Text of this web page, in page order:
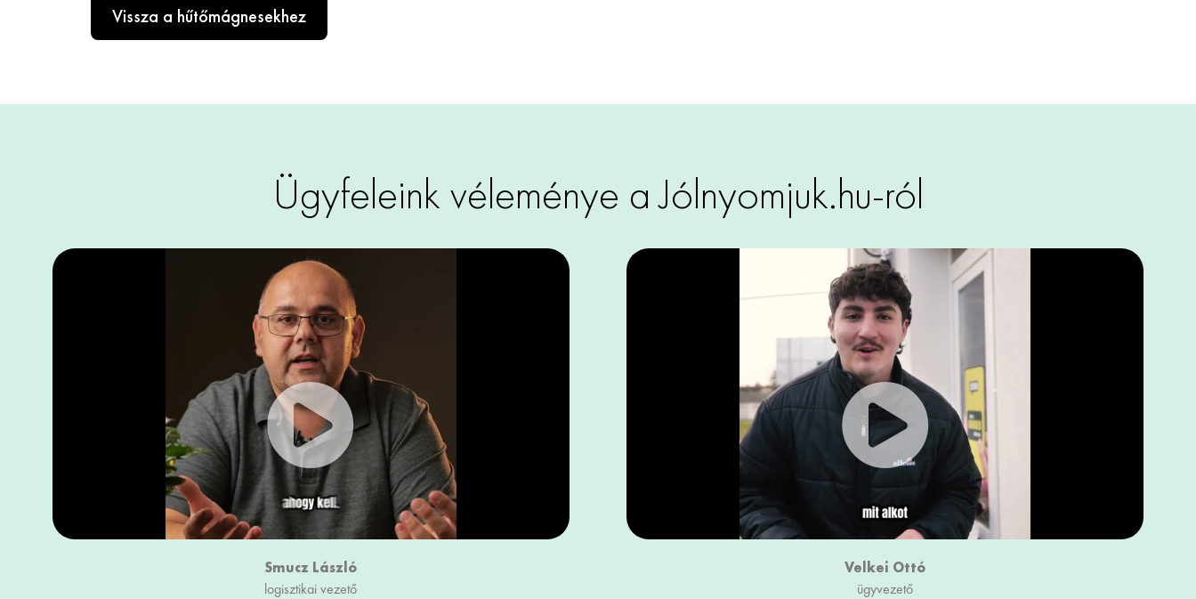
Vissza a hűtőmágnesekhez
Ügyfeleink véleménye a Jólnyomjuk.hu-ról
Smucz László
logisztikai vezető
Velkei Ottó
ügyvezető